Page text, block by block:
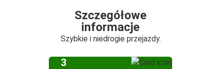
Szczegółowe
informacje
Szybkie i niedrogie przejazdy.
3